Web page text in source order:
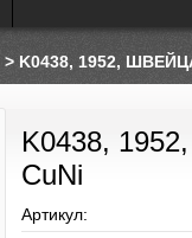
> K0438, 1952,
K0438,
CuNi
Артикул: